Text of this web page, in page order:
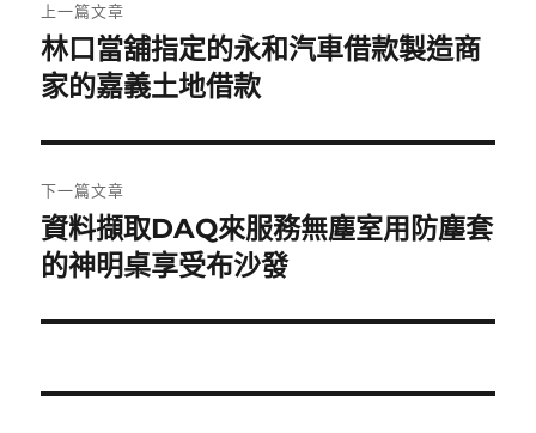
章
導
覽
上一篇文章
上
一
文
章:
林口當舖指定的永和汽車借款製造商
家的嘉義土地借款
下一篇文章
下
一
文
資料擷取DAQ來服務無塵室用防塵套
的神明桌享受布沙發